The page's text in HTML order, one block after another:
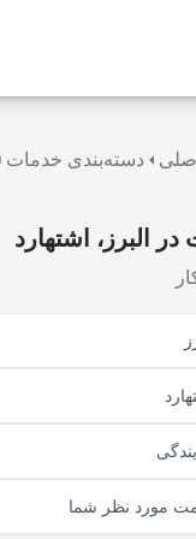
دسته‌بندی خدمات
البرز، اشتهارد
مورد نظر شما